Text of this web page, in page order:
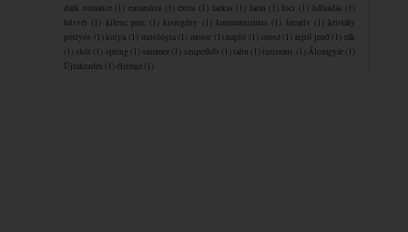
dark romance (1) eutanázia (1) extra (1) farkas (1) farm (1) foci (1) hálaadás
(1)
húsvét
(1) kilenc perc (1) kisregény (1) kommunizmus (1) kreatív (1) kristály
pöttyös
(1) kutya (1) mitológia (1) motor (1) napló (1) orosz (1) rejtő jenő (1) rák
(1) skót (1) spring (1) summer (1) szuperhős (1) tabu (1) turizmus (1) Álomgyár (1)
Újrakezdés
(1)életrajz (1)